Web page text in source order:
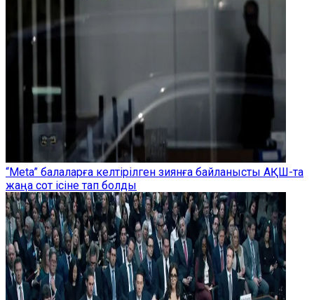
“Meta” балаларға келтірілген зиянға байланысты АҚШ-та
жаңа сот ісіне тап болды